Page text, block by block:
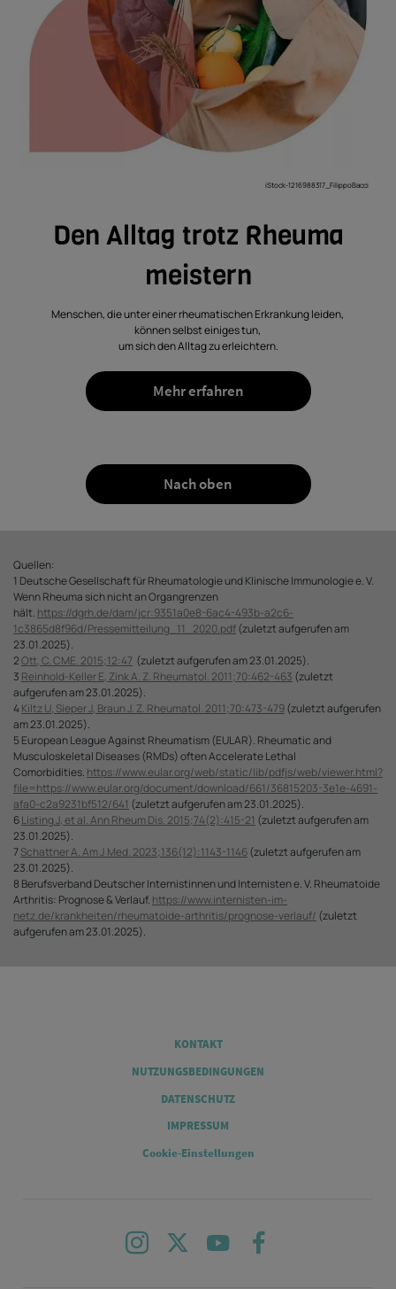
iStock-1216988317_FilippoBacci
Den Alltag trotz Rheuma
meistern
Menschen, die unter einer rheumatischen Erkrankung leiden,
können selbst einiges tun,
um sich den Alltag zu erleichtern.
Mehr erfahren
Nach oben
Quellen:
1 Deutsche Gesellschaft für Rheumatologie und Klinische Immunologie e. V.
Wenn Rheuma sich nicht an Organgrenzen
hält. https://dgrh.de/dam/jcr:9351a0e8-6ac4-493b-a2c6-
1c3865d8f96d/Pressemitteilung_11_2020.pdf(zuletzt aufgerufen am
23.01.2025).
2Ott, C. CME. 2015;12:47 (zuletzt aufgerufen am 23.01.2025).
3 Reinhold-Keller E, Zink A. Z. Rheumatol. 2011;70:462-463 (zuletzt
aufgerufen am 23.01.2025).
4 Kiltz U, Sieper J, Braun J. Z. Rheumatol. 2011;70:473-479(zuletzt aufgerufen
am 23.01.2025).
5 European League Against Rheumatism (EULAR). Rheumatic and
Musculoskeletal Diseases (RMDs) often Accelerate Lethal
Comorbidities. https://www.eular.org/web/static/lib/pdfjs/web/viewer.html?
file=https://www.eular.org/document/download/661/36815203-3e1e-4691-
afa0-c2a9231bf512/641 (zuletzt aufgerufen am 23.01.2025).
6Listing J, et al. Ann Rheum Dis. 2015;74(2):415-21 (zuletzt aufgerufen am
23.01.2025).
7Schattner A. Am J Med. 2023;136(12):1143-1146(zuletzt aufgerufen am
23.01.2025).
8 Berufsverband Deutscher Internistinnen und Internisten e. V. Rheumatoide
Arthritis: Prognose & Verlauf. https://www.internisten-im-
netz.de/krankheiten/rheumatoide-arthritis/prognose-verlauf/ (zuletzt
aufgerufen am 23.01.2025).
KONTAKT
NUTZUNGSBEDINGUNGEN
DATENSCHUTZ
IMPRESSUM
Cookie-Einstellungen
Instagram Youtube